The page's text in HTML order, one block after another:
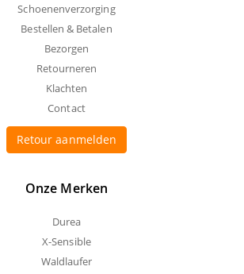
Schoenenverzorging
Bestellen & Betalen
Bezorgen
Retourneren
Klachten
Contact
Retour aanmelden
Onze Merken
Durea
X-Sensible
Waldlaufer